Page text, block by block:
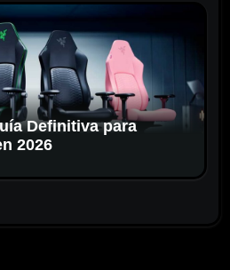
Definitiva para
2026